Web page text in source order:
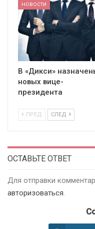
НОВОСТИ
В «Дикси»
новых вице-
президента
ПРЕД СЛЕД
ОСТАВЬТЕ ОТВЕТ
Для отправки
авторизоваться.